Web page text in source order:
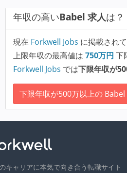
年収の高いBabel 求人は？
現在 Forkwell Jobs に掲載され
上限年収の最高値は 750万円 下
Forkwell Jobs では下限年収が
下限年収が500万以上の Babel
キャリアに本気で向き合う転職サイト